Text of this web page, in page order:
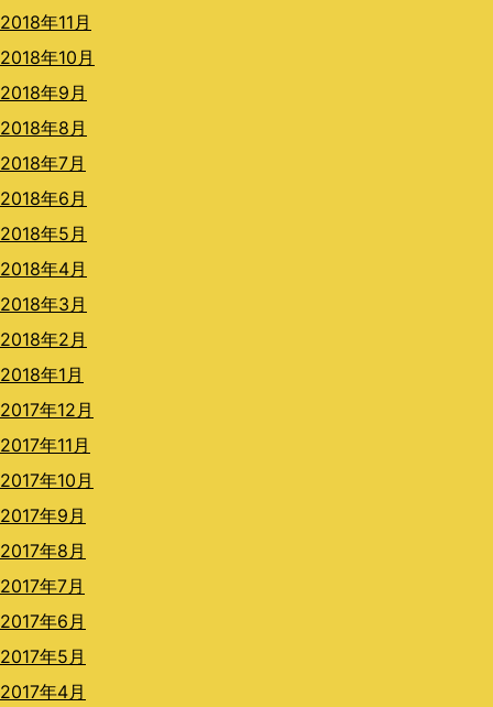
2018年11月
2018年10月
2018年9月
2018年8月
2018年7月
2018年6月
2018年5月
2018年4月
2018年3月
2018年2月
2018年1月
2017年12月
2017年11月
2017年10月
2017年9月
2017年8月
2017年7月
2017年6月
2017年5月
2017年4月